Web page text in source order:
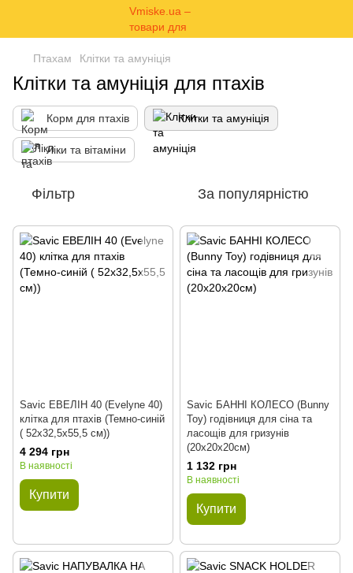
Птахам Клітки та амуніція
Клітки та амуніція для птахів
Корм для птахів Клітки та амуніція
Ліки та вітаміни
Фільтр За популярністю
Savic ЕВЕЛІН 40 (Evelyne 40)
клітка для птахів (Темно-синій
( 52х32,5х55,5 см))
4 294 грн
В наявності
Купити
Savic БАННІ КОЛЕСО (Bunny
Toy) годівниця для сіна та
ласощів для гризунів
(20х20х20см)
1 132 грн
В наявності
Купити